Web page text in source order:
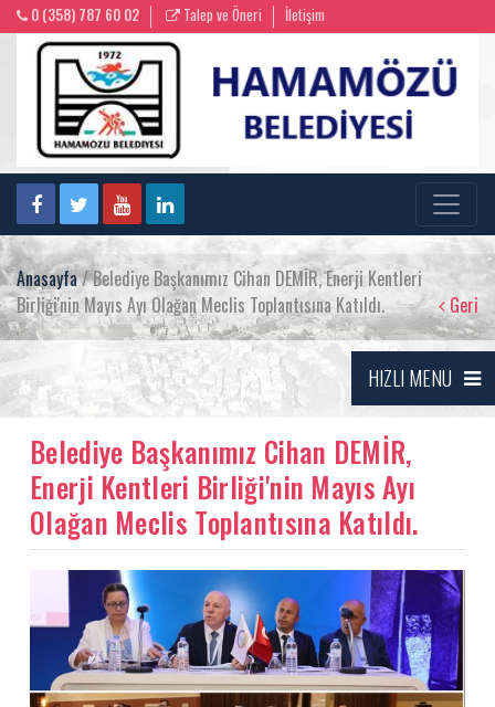
0 (358) 787 60 02 Talep ve Öneri İletişim
Anasayfa/ Belediye Başkanımız Cihan DEMİR, Enerji Kentleri
Birliği'nin Mayıs Ayı Olağan Meclis Toplantısına Katıldı.
Geri
HIZLI MENU
Belediye Başkanımız Cihan DEMİR,
Enerji Kentleri Birliği'nin Mayıs Ayı
Olağan Meclis Toplantısına Katıldı.